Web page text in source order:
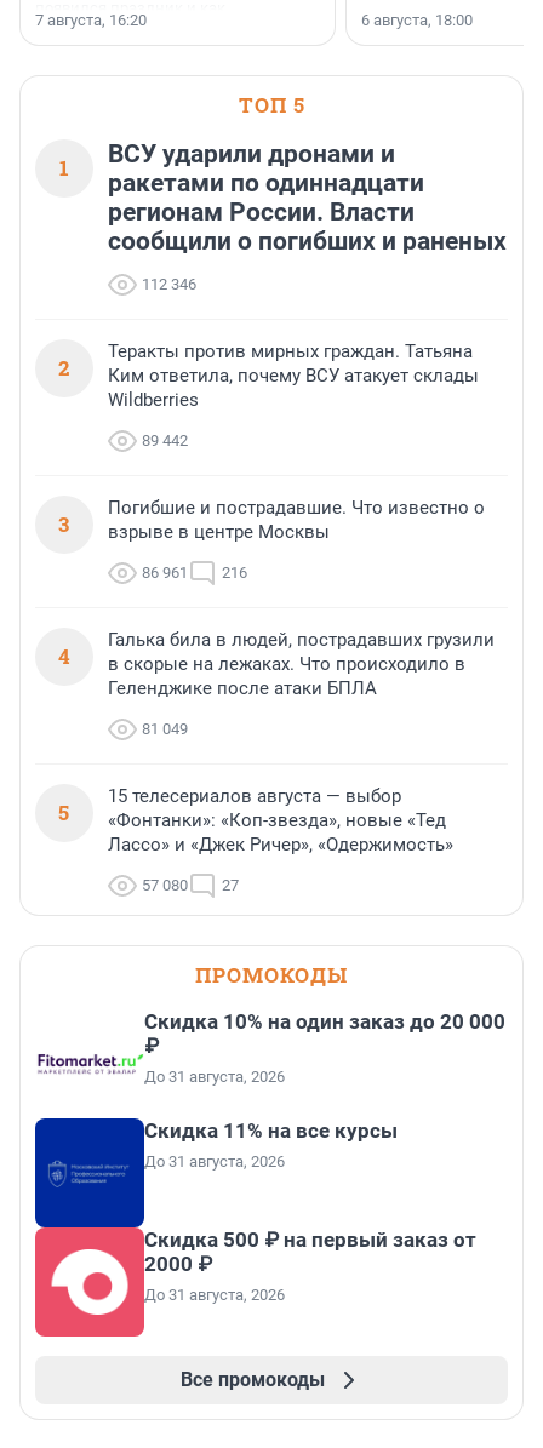
поменялась роль строительства.
7 августа, 16:20 6 августа, 18:00
ТОП 5
1
ВСУ ударили дронами и
ракетами по одиннадцати
регионам России. Власти
сообщили о погибших и раненых
112 346
2
Теракты против мирных граждан. Татьяна
Ким ответила, почему ВСУ атакует склады
Wildberries
89 442
3
Погибшие и пострадавшие. Что известно о
взрыве в центре Москвы
86 961 216
4
Галька била в людей, пострадавших грузили
в скорые на лежаках. Что происходило в
Геленджике после атаки БПЛА
81 049
5
15 телесериалов августа — выбор
«Фонтанки»: «Коп-звезда», новые «Тед
Лассо» и «Джек Ричер», «Одержимость»
57 080 27
ПРОМОКОДЫ
Скидка 10% на один заказ до 20 000
₽
До 31 августа, 2026
Скидка 11% на все курсы
До 31 августа, 2026
Скидка 500 ₽ на первый заказ от
2000 ₽
До 31 августа, 2026
Все промокоды